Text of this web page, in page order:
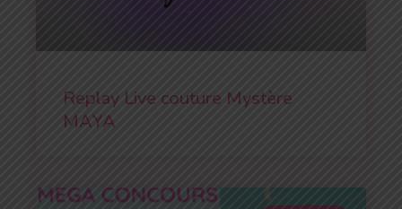
Replay Live couture Mystère
MAYA